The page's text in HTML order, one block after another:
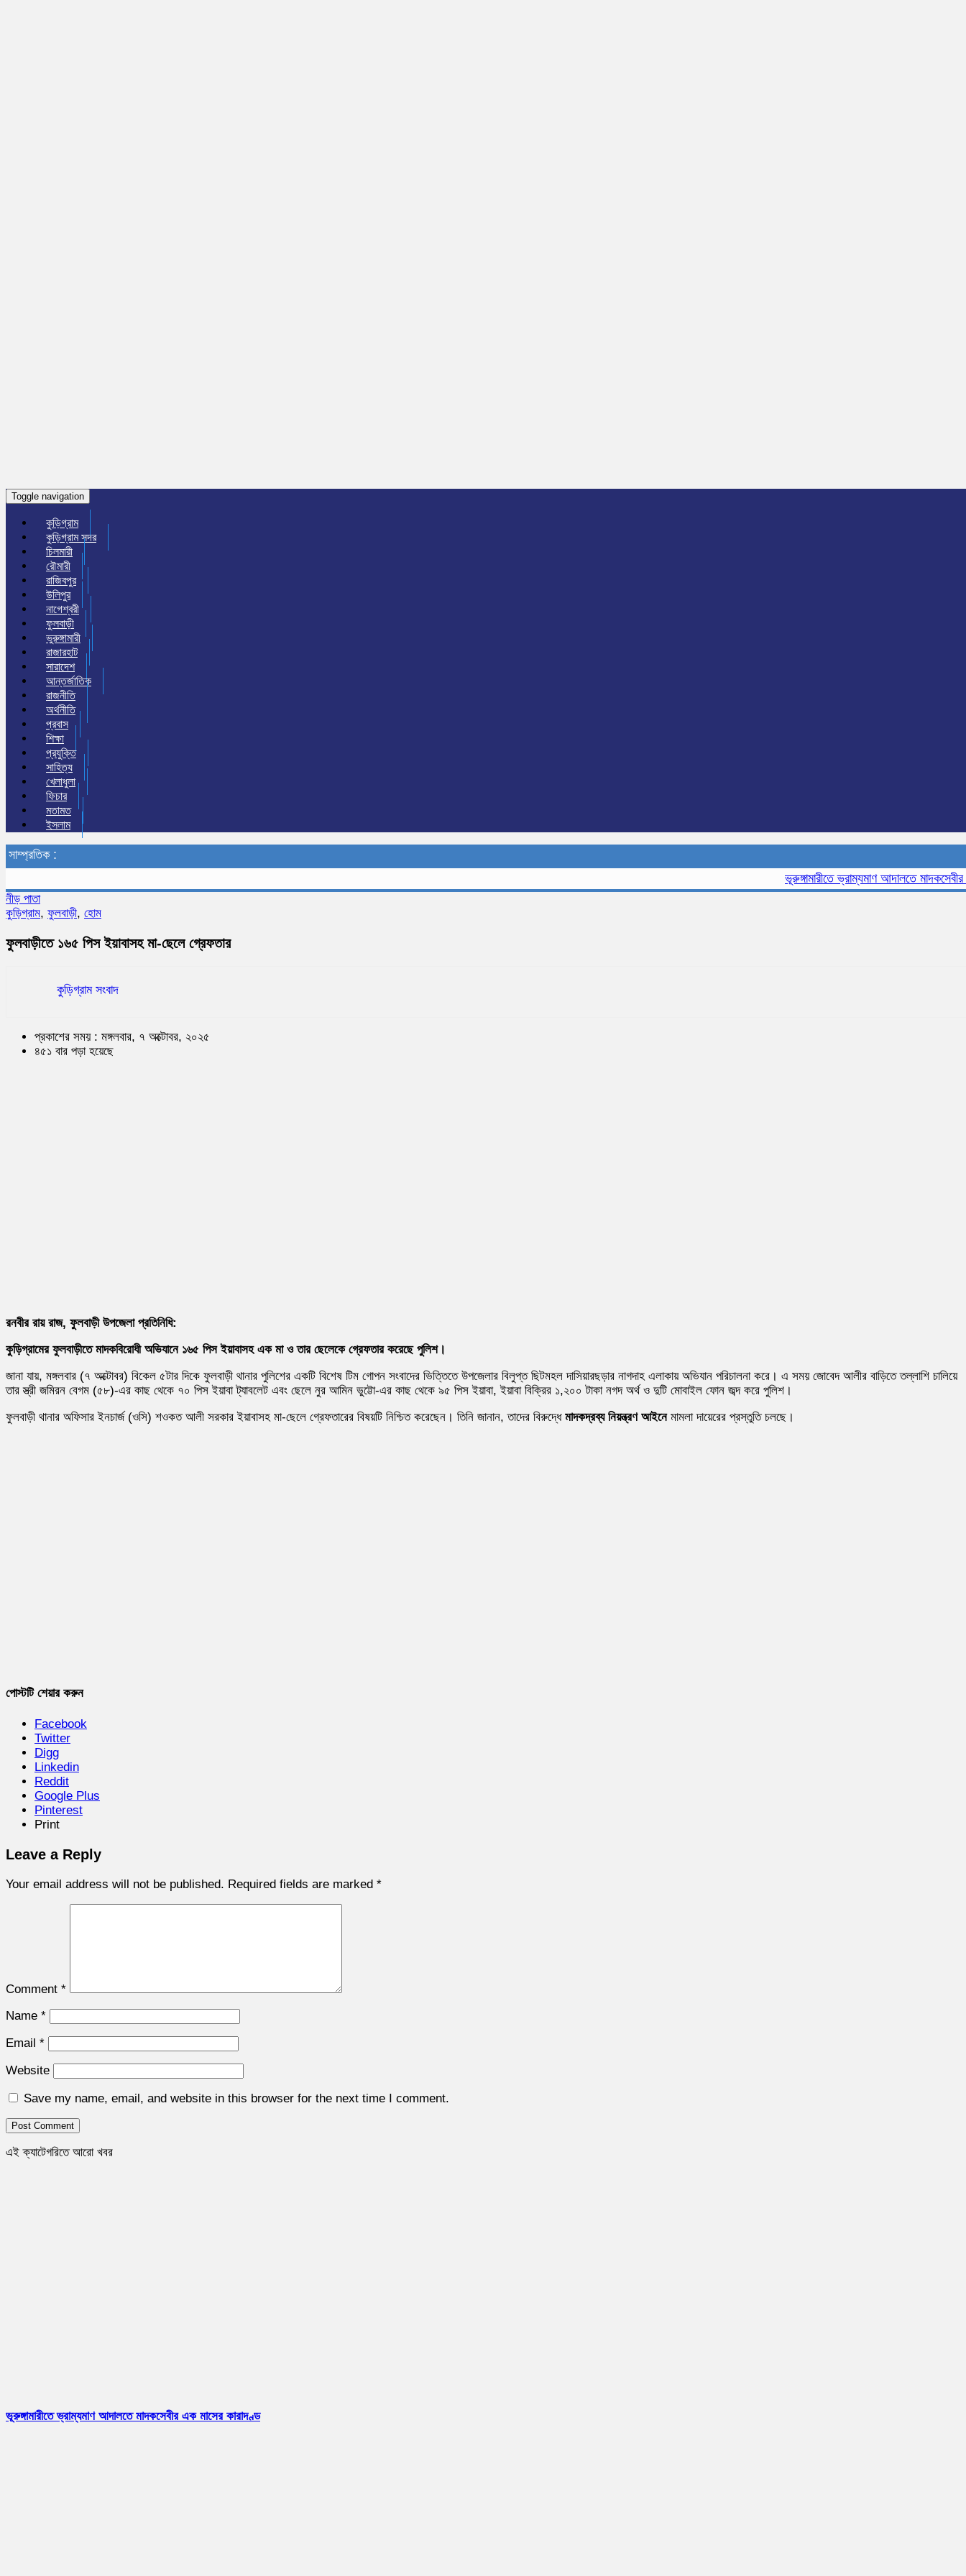
Toggle navigation
কুড়িগ্রাম
কুড়িগ্রাম সদর
চিলমারী
রৌমারী
রাজিবপুর
উলিপুর
নাগেশ্বরী
ফুলবাড়ী
ভুরুঙ্গামারী
রাজারহাট
সারাদেশ
আন্তর্জাতিক
রাজনীতি
অর্থনীতি
প্রবাস
শিক্ষা
প্রযুক্তি
সাহিত্য
খেলাধুলা
ফিচার
মতামত
ইসলাম
সাম্প্রতিক :
ভূরুঙ্গামারীতে ভ্রাম্যমাণ আদালতে মাদকসেবীর এক
নীড় পাতা
কুড়িগ্রাম, ফুলবাড়ী, হোম
ফুলবাড়ীতে ১৬৫ পিস ইয়াবাসহ মা-ছেলে গ্রেফতার
কুড়িগ্রাম সংবাদ
প্রকাশের সময় : মঙ্গলবার, ৭ অক্টোবর, ২০২৫
৪৫১ বার পড়া হয়েছে
রনবীর রায় রাজ, ফুলবাড়ী উপজেলা প্রতিনিধি:
কুড়িগ্রামের ফুলবাড়ীতে মাদকবিরোধী অভিযানে ১৬৫ পিস ইয়াবাসহ এক মা ও তার ছেলেকে গ্রেফতার করেছে পুলিশ।
জানা যায়, মঙ্গলবার (৭ অক্টোবর) বিকেল ৫টার দিকে ফুলবাড়ী থানার পুলিশের একটি বিশেষ টিম গোপন সংবাদের ভিত্তিতে উপজেলার বিলুপ্ত ছিটমহল দাসিয়ারছড়ার নাগদাহ এলাকায় অভিযান পরিচালনা করে। এ সময় জোবেদ আলীর বাড়িতে তল্লাশি চালিয়ে
তার স্ত্রী জমিরন বেগম (৫৮)-এর কাছ থেকে ৭০ পিস ইয়াবা ট্যাবলেট এবং ছেলে নুর আমিন ভুট্টো-এর কাছ থেকে ৯৫ পিস ইয়াবা, ইয়াবা বিক্রির ১,২০০ টাকা নগদ অর্থ ও দুটি মোবাইল ফোন জব্দ করে পুলিশ।
ফুলবাড়ী থানার অফিসার ইনচার্জ (ওসি) শওকত আলী সরকার ইয়াবাসহ মা-ছেলে গ্রেফতারের বিষয়টি নিশ্চিত করেছেন। তিনি জানান, তাদের বিরুদ্ধে মাদকদ্রব্য নিয়ন্ত্রণ আইনেমামলা দায়েরের প্রস্তুতি চলছে।
পোস্টটি শেয়ার করুন
Facebook
Twitter
Digg
Linkedin
Reddit
Google Plus
Pinterest
Print
Leave a Reply
Your email address will not be published. Required fields are marked *
Comment *
Name *
Email *
Website
Save my name, email, and website in this browser for the next time I comment.
এই ক্যাটেগরিতে আরো খবর
ভূরুঙ্গামারীতে ভ্রাম্যমাণ আদালতে মাদকসেবীর এক মাসের কারাদণ্ড